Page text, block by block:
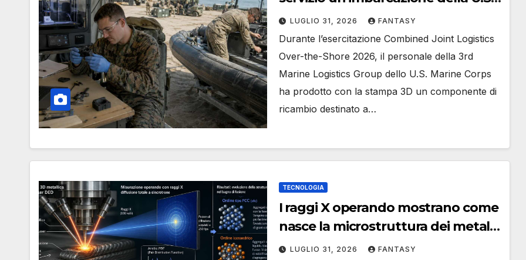
Coast Guard in poche ore
LUGLIO 31, 2026 FANTASY
Durante l’esercitazione Combined Joint Logistics
Over-the-Shore 2026, il personale della 3rd
Marine Logistics Group dello U.S. Marine Corps
ha prodotto con la stampa 3D un componente di
ricambio destinato a…
TECNOLOGIA
I raggi X operando mostrano come
nasce la microstruttura dei metalli
durante la stampa 3D
LUGLIO 31, 2026 FANTASY